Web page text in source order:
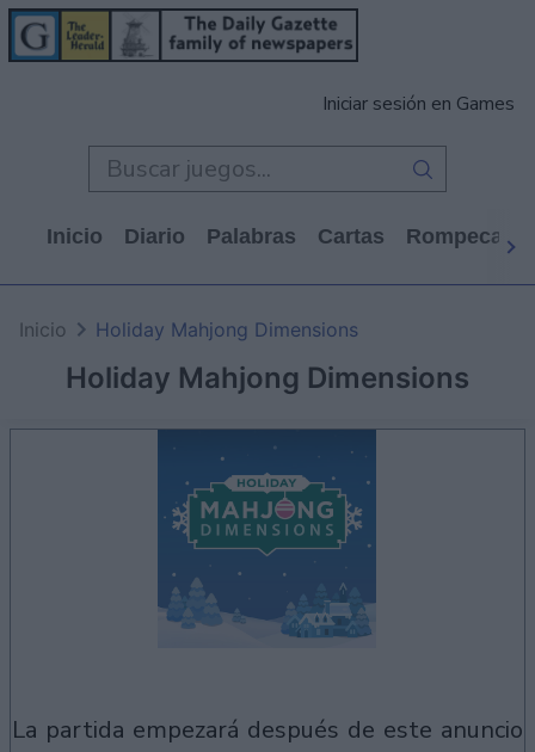
Iniciar sesión en Games
Inicio Diario Palabras Cartas
Holiday Mahjong Dimensions
Inicio Holiday Mahjong Dimensions
la partida empezará después de este anuncio